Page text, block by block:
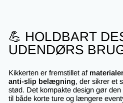
💪 HOLDBART
UDENDØRS
Kikkerten er fremstillet af
anti-slip belægning, der sikrer et
stød. Det kompakte design gør
til både korte ture og længere